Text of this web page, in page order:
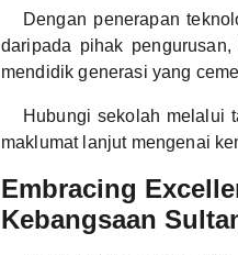
Dengan penerapan
daripada pihak
mendidik generasi yang
Hubungi sekolah melalui
maklumat lanjut mengenai
Embracing
Kebangsaan